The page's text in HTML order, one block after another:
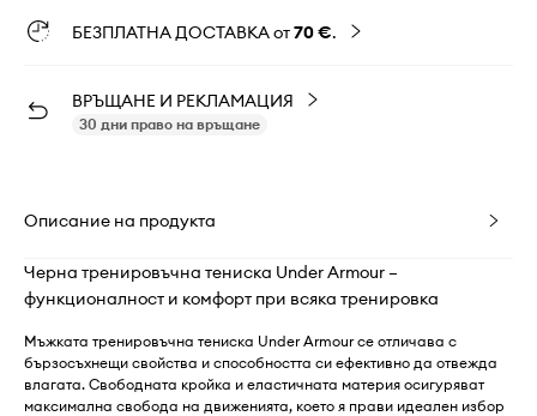
БЕЗПЛАТНА ДОСТАВКА от70 €.
ВРЪЩАНЕ И РЕКЛАМАЦИЯ
30 дни право на връщане
Описание на продукта
Черна тренировъчна тениска Under Armour –
функционалност и комфорт при всяка тренировка
Мъжката тренировъчна тениска Under Armour се отличава с
бързосъхнещи свойства и способността си ефективно да отвежда
влагата. Свободната кройка и еластичната материя осигуряват
максимална свобода на движенията, което я прави идеален избор